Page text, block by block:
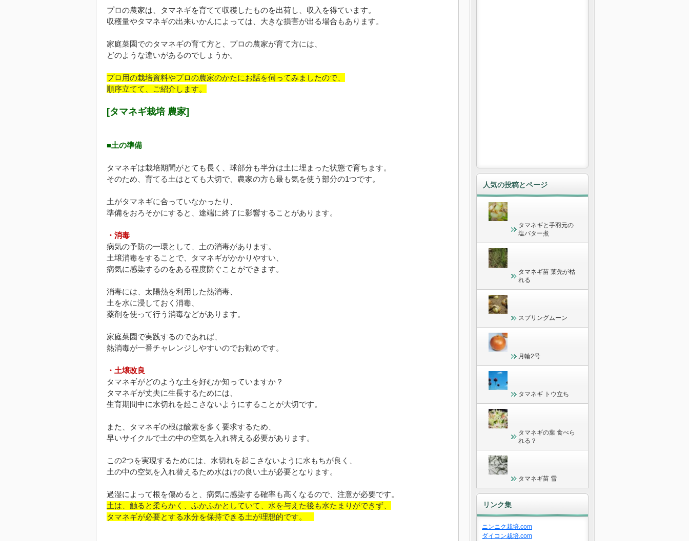
プロの農家は、タマネギを育てて収穫したものを出荷し、収入を得ています。
収穫量やタマネギの出来いかんによっては、大きな損害が出る場合もあります。
家庭菜園でのタマネギの育て方と、プロの農家が育て方には、
どのような違いがあるのでしょうか。
プロ用の栽培資料やプロの農家のかたにお話を伺ってみましたので、
順序立てて、ご紹介します。
[タマネギ栽培 農家]
■土の準備
タマネギは栽培期間がとても長く、球部分も半分は土に埋まった状態で育ちます。
そのため、育てる土はとても大切で、農家の方も最も気を使う部分の1つです。
土がタマネギに合っていなかったり、
準備をおろそかにすると、途端に終了に影響することがあります。
・消毒
病気の予防の一環として、土の消毒があります。
土壌消毒をすることで、タマネギがかかりやすい、
病気に感染するのをある程度防ぐことができます。
消毒には、太陽熱を利用した熱消毒、
土を水に浸しておく消毒、
薬剤を使って行う消毒などがあります。
家庭菜園で実践するのであれば、
熱消毒が一番チャレンジしやすいのでお勧めです。
・土壌改良
タマネギがどのような土を好むか知っていますか？
タマネギが丈夫に生長するためには、
生育期間中に水切れを起こさないようにすることが大切です。
また、タマネギの根は酸素を多く要求するため、
早いサイクルで土の中の空気を入れ替える必要があります。
この2つを実現するためには、水切れを起こさないように水もちが良く、
土の中の空気を入れ替えるため水はけの良い土が必要となります。
過湿によって根を傷めると、病気に感染する確率も高くなるので、注意が必要です。
土は、触ると柔らかく、ふかふかとしていて、水を与えた後も水たまりができず、
タマネギが必要とする水分を保持できる土が理想的です。
人気の投稿とページ
タマネギと手羽元の
塩バター煮
タマネギ苗 葉先が枯
れる
スプリングムーン
月輪2号
タマネギ トウ立ち
タマネギの葉 食べら
れる？
タマネギ苗 雪
リンク集
ニンニク栽培.com
ダイコン栽培.com